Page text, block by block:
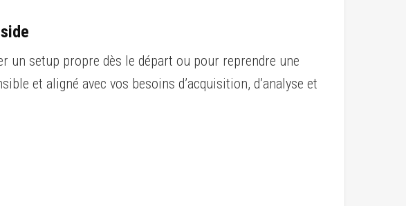
un setup propre dès le départ ou pour reprendre une
et aligné avec vos besoins d’acquisition, d’analyse et